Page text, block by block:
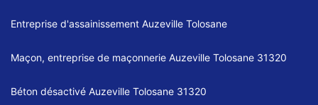
Entreprise d'assainissement Auzeville Tolosane
Maçon, entreprise de maçonnerie Auzeville Tolosane 31320
Béton désactivé Auzeville Tolosane 31320